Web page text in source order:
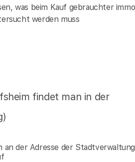
was beim Kauf gebrauchter
werden muss
findet man in der
der Adresse der